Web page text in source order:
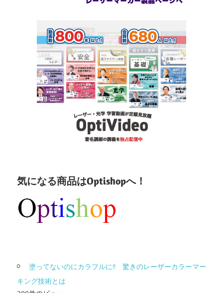
気になる商品はOptishopへ！
塗ってないのにカラフルに!! 驚きのレーザーカラーマー
キング技術とは